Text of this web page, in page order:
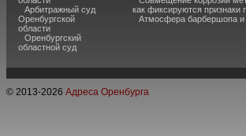
Арбитражный суд
Оренбургской
области
Оренбургский
областной суд
как фиксируются признаки
Атмосфера барбершопа
© 2013-2026 Адреса Оренбурга